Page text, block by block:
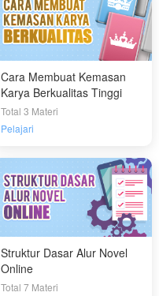
Cara Membuat Kemasan
Karya Berkualitas Tinggi
Total 3 Materi
Pelajari
Struktur Dasar Alur Novel
Online
Total 7 Materi